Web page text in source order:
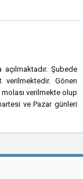
Şubede
Gönen
verilmekte olup
ve Pazar günleri